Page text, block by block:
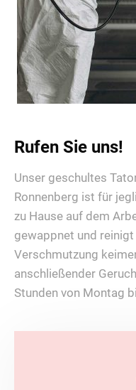
Rufen Sie uns!
Unser geschultes
Ronnenberg ist für
zu Hause auf dem
gewappnet und
Verschmutzung
anschließender
Stunden von Montag